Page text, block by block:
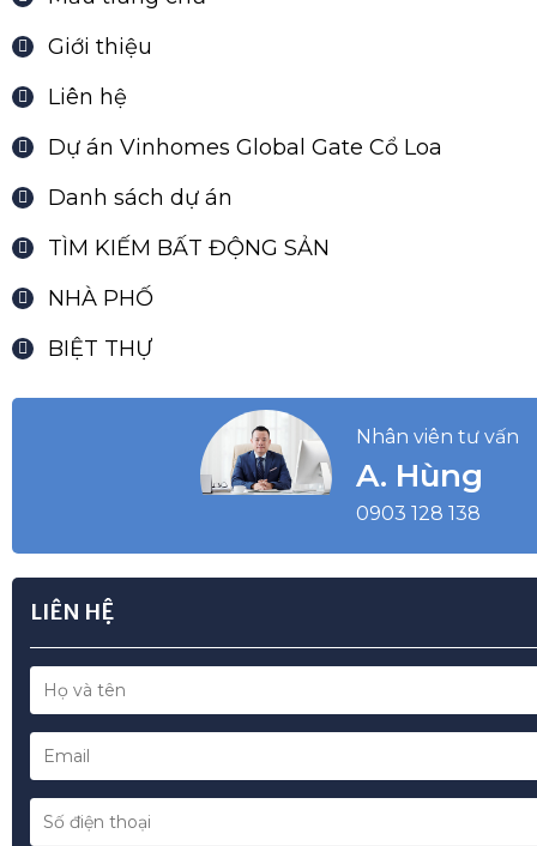
Giới thiệu
Liên hệ
Dự án Vinhomes Global Gate Cổ Loa
Danh sách dự án
TÌM KIẾM BẤT ĐỘNG SẢN
NHÀ PHỐ
BIỆT THỰ
Nhân viên tư vấn
A. Hùng
0903 128 138
LIÊN HỆ